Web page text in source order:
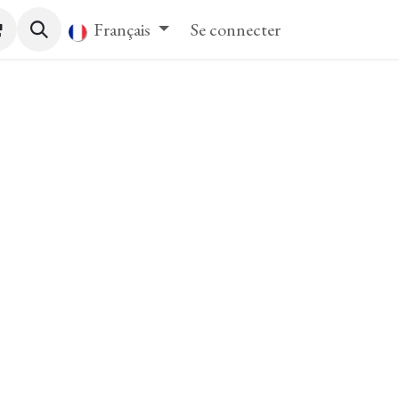
Français Se connecter